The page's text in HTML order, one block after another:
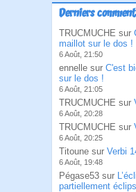
Derniers
TRUCMUCHE sur
maillot sur le dos !
6 Août, 21:50
ennelle sur C'est
sur le dos !
6 Août, 21:05
TRUCMUCHE sur
6 Août, 20:28
TRUCMUCHE sur
6 Août, 20:25
Titoune sur Verbi
6 Août, 19:48
Pégase53 sur
partiellement